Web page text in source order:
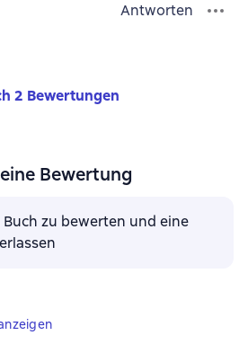
Antworten
2 Bewertungen
Bewertung
Buch zu bewerten und eine